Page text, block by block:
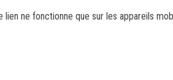
ne fonctionne que sur les appareils